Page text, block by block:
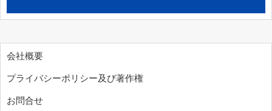
会社概要
プライバシーポリシー及び著作権
お問合せ